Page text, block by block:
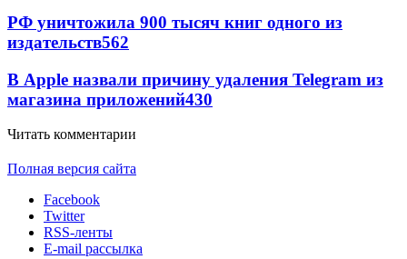
РФ уничтожила 900 тысяч книг одного из
издательств562
В Apple назвали причину удаления Telegram из
магазина приложений430
Читать комментарии
Полная версия сайта
Facebook
Twitter
RSS-ленты
E-mail рассылка